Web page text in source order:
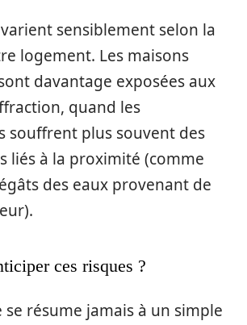
sensiblement selon la
logement. Les maisons
davantage exposées aux
quand les
souffrent plus souvent des
liés à la proximité (comme
des eaux provenant de
ces risques ?
se résume jamais à un simple